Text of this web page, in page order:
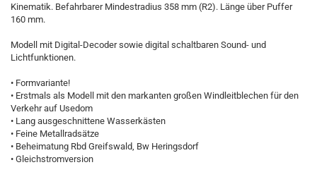
Kinematik. Befahrbarer Mindestradius 358 mm (R2). Länge über Puffer
160 mm.
Modell mit Digital-Decoder sowie digital schaltbaren Sound- und
Lichtfunktionen.
• Formvariante!
• Erstmals als Modell mit den markanten großen Windleitblechen für den
Verkehr auf Usedom
• Lang ausgeschnittene Wasserkästen
• Feine Metallradsätze
• Beheimatung Rbd Greifswald, Bw Heringsdorf
• Gleichstromversion